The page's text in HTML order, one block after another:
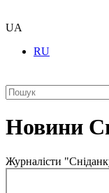
UA
RU
Новини
Журналісти